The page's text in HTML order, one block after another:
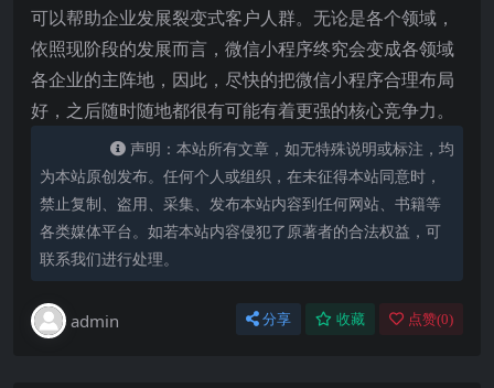
可以帮助企业发展裂变式客户人群。无论是各个领域，
依照现阶段的发展而言，微信小程序终究会变成各领域
各企业的主阵地，因此，尽快的把微信小程序合理布局
好，之后随时随地都很有可能有着更强的核心竞争力。
声明：本站所有文章，如无特殊说明或标注，均
为本站原创发布。任何个人或组织，在未征得本站同意时，
禁止复制、盗用、采集、发布本站内容到任何网站、书籍等
各类媒体平台。如若本站内容侵犯了原著者的合法权益，可
联系我们进行处理。
admin 分享 收藏 点赞(0)